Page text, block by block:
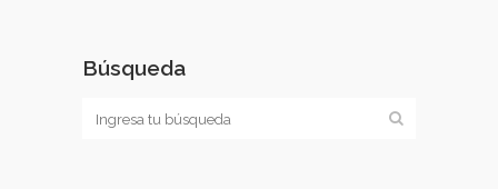
Búsqueda